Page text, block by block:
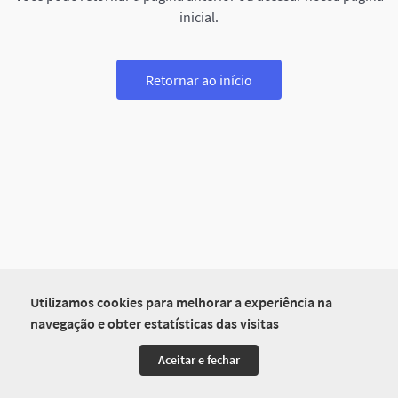
Utilizamos cookies para melhorar a experiência na
navegação e obter estatísticas das visitas
Aceitar e fechar
inicial.
Retornar ao início